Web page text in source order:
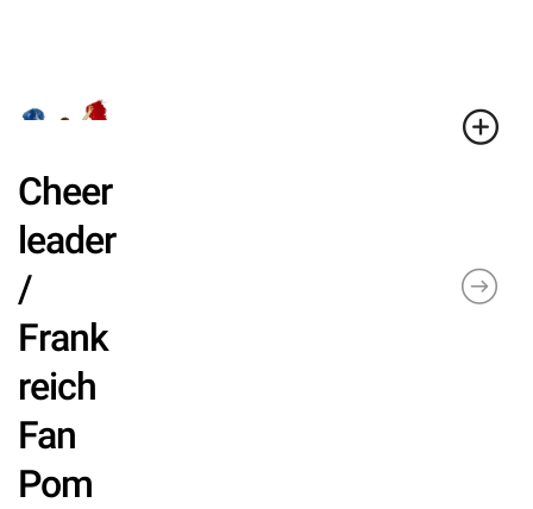
Cheer
leader
/
Frank
reich
Fan
Pom